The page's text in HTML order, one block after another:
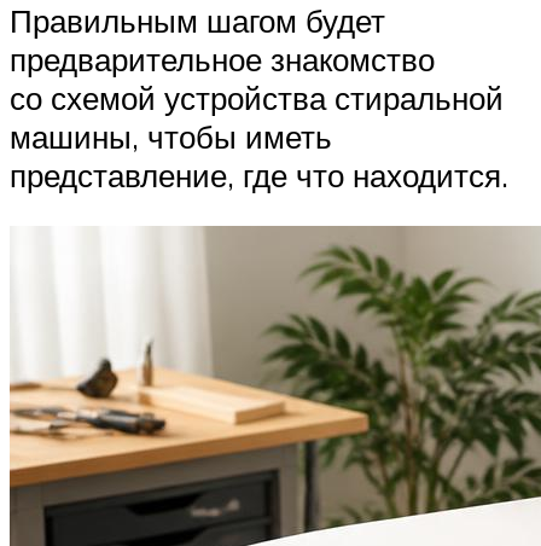
Правильным шагом будет
предварительное знакомство
со схемой устройства стиральной
машины, чтобы иметь
представление, где что находится.